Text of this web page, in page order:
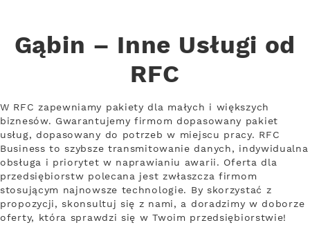
Gąbin – Inne Usługi od
RFC
W RFC zapewniamy pakiety dla małych i większych
biznesów. Gwarantujemy firmom dopasowany pakiet
usług, dopasowany do potrzeb w miejscu pracy. RFC
Business to szybsze transmitowanie danych, indywidualna
obsługa i priorytet w naprawianiu awarii. Oferta dla
przedsiębiorstw polecana jest zwłaszcza firmom
stosującym najnowsze technologie. By skorzystać z
propozycji, skonsultuj się z nami, a doradzimy w doborze
oferty, która sprawdzi się w Twoim przedsiębiorstwie!